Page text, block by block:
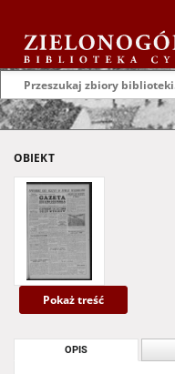
OBIEKT
Pokaż treść
OPIS